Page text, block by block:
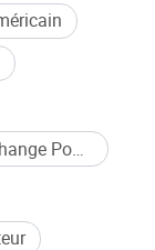
Achat en gros de Pi&egrave;ces De Rechange Pour Essieux